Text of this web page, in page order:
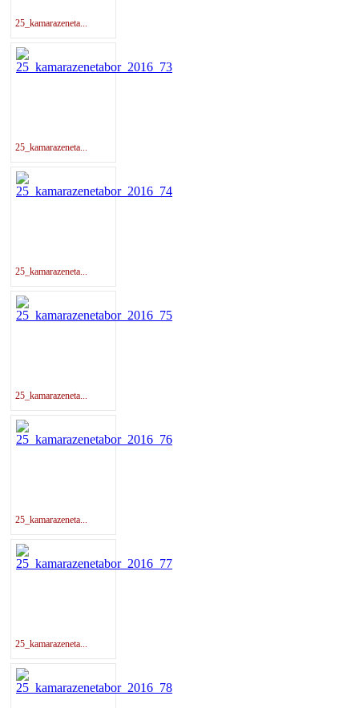
25_kamarazeneta...
25_kamarazeneta...
25_kamarazeneta...
25_kamarazeneta...
25_kamarazeneta...
25_kamarazeneta...